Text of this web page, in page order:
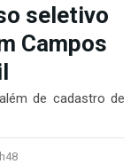
seletivo
Campos
de cadastro de